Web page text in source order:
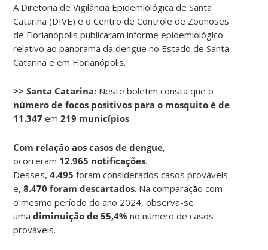
A Diretoria de Vigilância Epidemiológica de Santa
Catarina (DIVE) e o Centro de Controle de Zoonoses
de Florianópolis publicaram informe epidemiológico
relativo ao panorama da dengue no Estado de Santa
Catarina e em Florianópolis.
>> Santa Catarina: Neste boletim consta que o
número de focos positivos para o mosquito é de
11.347 em 219 municípios.
Com relação aos casos de dengue,
ocorreram 12.965 notificações.
Desses, 4.495 foram considerados casos prováveis
e,8.470 foram descartados. Na comparação com
o mesmo período do ano 2024, observa-se
umadiminuição de 55,4%no número de casos
prováveis.